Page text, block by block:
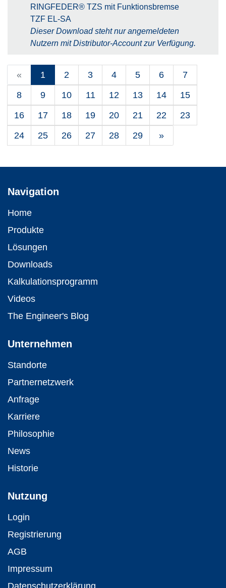
RINGFEDER® TZS mit Funktionsbremse
TZF EL-SA
Dieser Download steht nur angemeldeten
Nutzern mit Distributor-Account zur Verfügung.
« 1 2 3 4 5 6
7
8
9 10 11 12 13 14
15
16
17 18 19 20 21 22
23
24
25 26 27 28 29 »
Navigation
Home
Produkte
Lösungen
Downloads
Kalkulations­programm
Videos
The Engineer's Blog
Unternehmen
Standorte
Partnernetzwerk
Anfrage
Karriere
Philosophie
News
Historie
Nutzung
Login
Registrierung
AGB
Impressum